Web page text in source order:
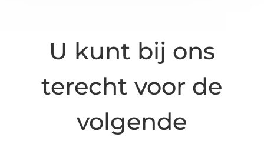
U kunt bij ons
terecht voor de
volgende